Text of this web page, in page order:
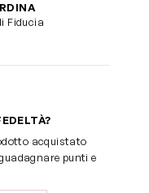
Fiducia
acquistato
punti e